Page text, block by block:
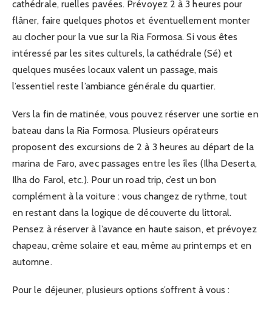
cathédrale, ruelles pavées. Prévoyez 2 à 3 heures pour
flâner, faire quelques photos et éventuellement monter
au clocher pour la vue sur la Ria Formosa. Si vous êtes
intéressé par les sites culturels, la cathédrale (Sé) et
quelques musées locaux valent un passage, mais
l’essentiel reste l’ambiance générale du quartier.
Vers la fin de matinée, vous pouvez réserver une sortie en
bateau dans la Ria Formosa. Plusieurs opérateurs
proposent des excursions de 2 à 3 heures au départ de la
marina de Faro, avec passages entre les îles (Ilha Deserta,
Ilha do Farol, etc.). Pour un road trip, c’est un bon
complément à la voiture : vous changez de rythme, tout
en restant dans la logique de découverte du littoral.
Pensez à réserver à l’avance en haute saison, et prévoyez
chapeau, crème solaire et eau, même au printemps et en
automne.
Pour le déjeuner, plusieurs options s’offrent à vous :